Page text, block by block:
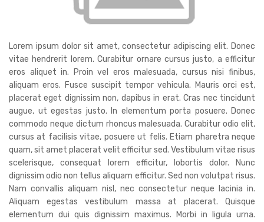
Lorem ipsum dolor sit amet, consectetur adipiscing elit. Donec
vitae hendrerit lorem. Curabitur ornare cursus justo, a efficitur
eros aliquet in. Proin vel eros malesuada, cursus nisi finibus,
aliquam eros. Fusce suscipit tempor vehicula. Mauris orci est,
placerat eget dignissim non, dapibus in erat. Cras nec tincidunt
augue, ut egestas justo. In elementum porta posuere. Donec
commodo neque dictum rhoncus malesuada. Curabitur odio elit,
cursus at facilisis vitae, posuere ut felis. Etiam pharetra neque
quam, sit amet placerat velit efficitur sed. Vestibulum vitae risus
scelerisque, consequat lorem efficitur, lobortis dolor. Nunc
dignissim odio non tellus aliquam efficitur. Sed non volutpat risus.
Nam convallis aliquam nisl, nec consectetur neque lacinia in.
Aliquam egestas vestibulum massa at placerat. Quisque
elementum dui quis dignissim maximus. Morbi in ligula urna.